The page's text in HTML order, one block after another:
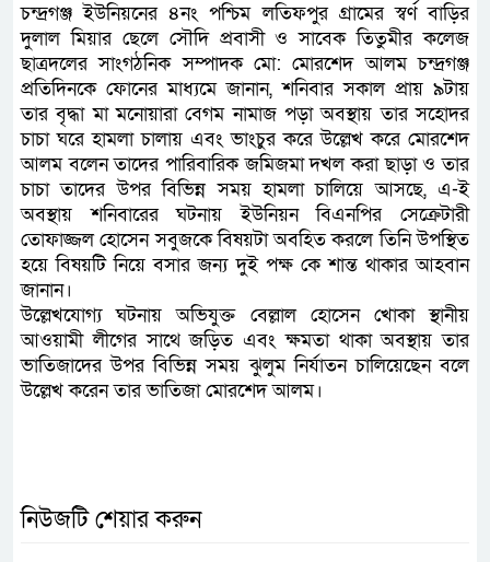
চন্দ্রগঞ্জ ইউনিয়নের ৪নং পশ্চিম লতিফপুর গ্রামের স্বর্ণ বাড়ির
দুলাল মিয়ার ছেলে সৌদি প্রবাসী ও সাবেক তিতুমীর কলেজ
ছাত্রদলের সাংগঠনিক সম্পাদক মো: মোরশেদ আলম চন্দ্রগঞ্জ
প্রতিদিনকে ফোনের মাধ্যমে জানান, শনিবার সকাল প্রায় ৯টায়
তার বৃদ্ধা মা মনোয়ারা বেগম নামাজ পড়া অবস্থায় তার সহোদর
চাচা ঘরে হামলা চালায় এবং ভাংচুর করে উল্লেখ করে মোরশেদ
আলম বলেন তাদের পারিবারিক জমিজমা দখল করা ছাড়া ও তার
চাচা তাদের উপর বিভিন্ন সময় হামলা চালিয়ে আসছে, এ-ই
অবস্থায় শনিবারের ঘটনায় ইউনিয়ন বিএনপির সেক্রেটারী
তোফাজ্জল হোসেন সবুজকে বিষয়টা অবহিত করলে তিনি উপস্থিত
হয়ে বিষয়টি নিয়ে বসার জন্য দুই পক্ষ কে শান্ত থাকার আহবান
জানান।
উল্লেখযোগ্য ঘটনায় অভিযুক্ত বেল্লাল হোসেন খোকা স্থানীয়
আওয়ামী লীগের সাথে জড়িত এবং ক্ষমতা থাকা অবস্থায় তার
ভাতিজাদের উপর বিভিন্ন সময় ঝুলুম নির্যাতন চালিয়েছেন বলে
উল্লেখ করেন তার ভাতিজা মোরশেদ আলম।
নিউজটি শেয়ার করুন